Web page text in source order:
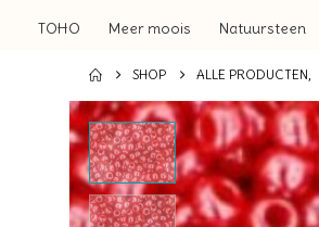
TOHO Meer moois Natuursteen
SHOP ALLE PRODUCTEN,